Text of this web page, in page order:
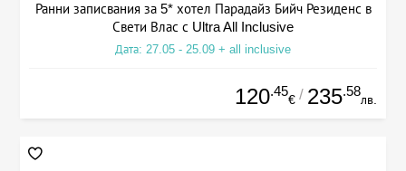
Ранни записвания за 5* хотел Парадайз Бийч Резиденс в
Свети Влас с Ultra All Inclusive
Дата: 27.05 - 25.09 + all inclusive
120.45
€ / 235.58
лв.